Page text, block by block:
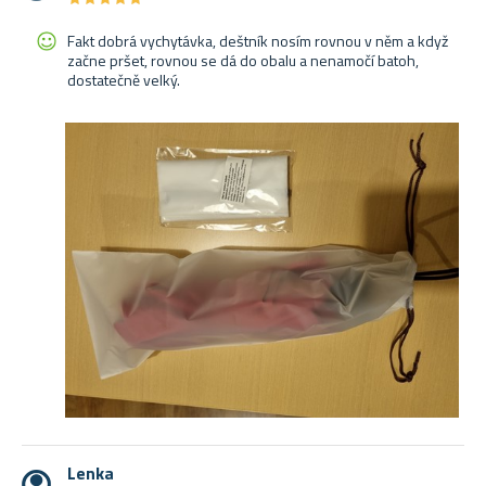
Fakt dobrá vychytávka, deštník nosím rovnou v něm a když
začne pršet, rovnou se dá do obalu a nenamočí batoh,
dostatečně velký.
Lenka